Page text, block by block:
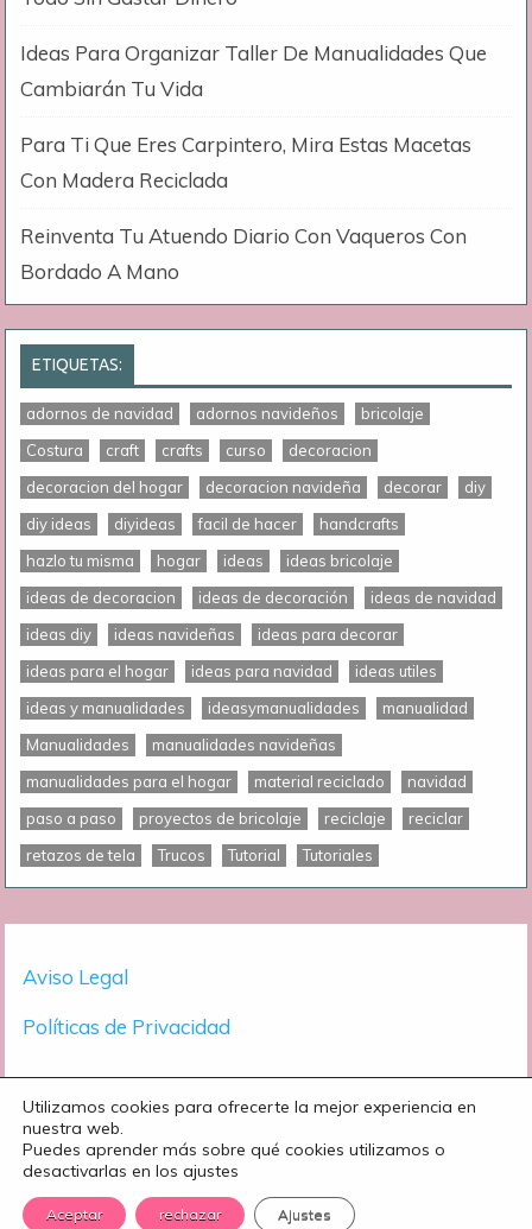
Ideas Para Organizar Taller De Manualidades Que
Cambiarán Tu Vida
Para Ti Que Eres Carpintero, Mira Estas Macetas
Con Madera Reciclada
Reinventa Tu Atuendo Diario Con Vaqueros Con
Bordado A Mano
ETIQUETAS:
adornos de navidad adornos navideños
bricolaje
Costura
craft crafts curso
decoracion
decoracion del hogar
decoracion navideña decorar
diy
diy ideas
diyideas facil de hacer
handcrafts
hazlo tu misma
hogar ideas
ideas bricolaje
ideas de decoracion
ideas de decoración
ideas de navidad
ideas diy
ideas navideñas
ideas para decorar
ideas para el hogar
ideas para navidad
ideas utiles
ideas y manualidades
ideasymanualidades
manualidad
Manualidades
manualidades navideñas
manualidades para el hogar
material reciclado
navidad
paso a paso
proyectos de bricolaje reciclaje
reciclar
retazos de tela
Trucos Tutorial Tutoriales
Aviso Legal
Políticas de Privacidad
© 2018 - 2026 Manualidades eli | Todos los derechos
reservados.
Utilizamos cookies para ofrecerte la mejor experiencia en
nuestra web.
Puedes aprender más sobre qué cookies utilizamos o
desactivarlas en los ajustes
Aceptar rechazar Ajustes